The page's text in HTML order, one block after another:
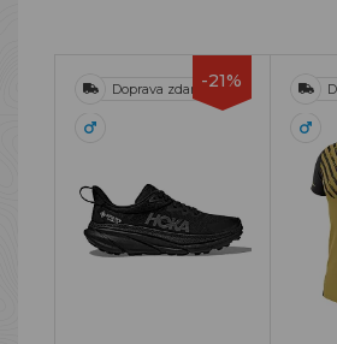
-21%
Doprava zdarma